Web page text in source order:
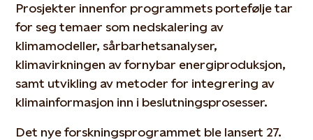
Prosjekter innenfor programmets portefølje tar
for seg temaer som nedskalering av
klimamodeller, sårbarhetsanalyser,
klimavirkningen av fornybar energiproduksjon,
samt utvikling av metoder for integrering av
klimainformasjon inn i beslutningsprosesser.
Det nye forskningsprogrammet ble lansert 27.